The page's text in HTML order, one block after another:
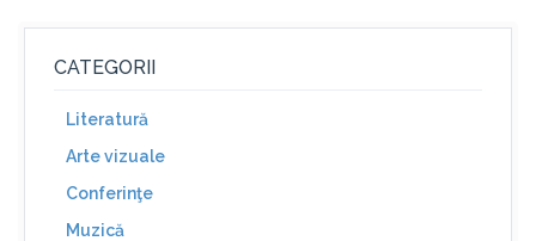
CATEGORII
Literatură
Arte vizuale
Conferinţe
Muzică